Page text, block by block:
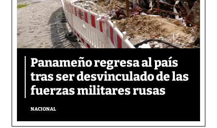
Panameño regresa al país
tras ser desvinculado de las
fuerzas militares rusas
NACIONAL